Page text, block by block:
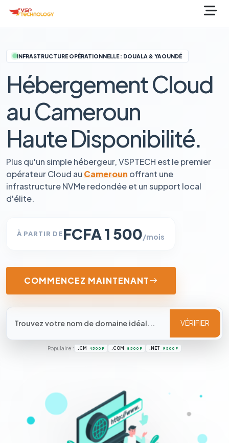
INFRASTRUCTURE OPÉRATIONNELLE : DOUALA & YAOUNDÉ
Hébergement Cloud
au Cameroun
Haute Disponibilité.
Plus qu'un simple hébergeur, VSPTECH est le premier
opérateur Cloud au Cameroun offrant une
infrastructure NVMe redondée et un support local
d'élite.
À PARTIR DEFCFA 1 500/mois
COMMENCEZ MAINTENANT
VÉRIFIER
Populaire : .CM 4 500 F .COM 8 500 F .NET 9 500 F